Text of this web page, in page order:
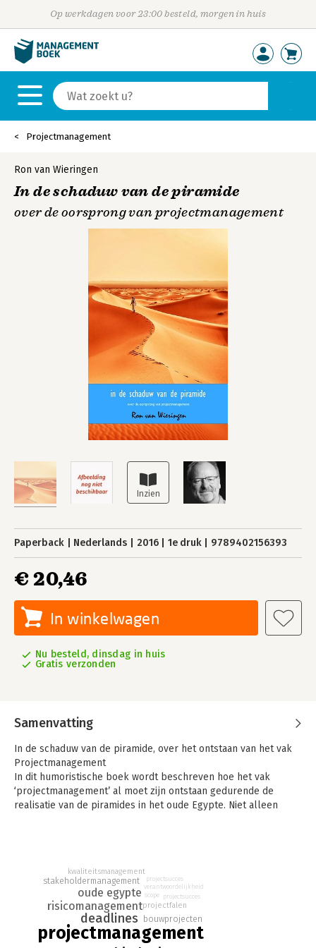
Op werkdagen voor 23:00 besteld, morgen in huis
Projectmanagement
Ron van Wieringen
In de schaduw van de piramide
over de oorsprong van projectmanagement
Paperback Nederlands 2016 1e druk 9789402156393
€ 20,46
In winkelwagen
Nu besteld, dinsdag in huis
Gratis verzonden
Samenvatting
In de schaduw van de piramide, over het ontstaan van het vak
Projectmanagement
In dit humoristische boek wordt beschreven hoe het vak
‘projectmanagement’ al moet zijn ontstaan gedurende de
realisatie van de piramides in het oude Egypte. Niet alleen
Piramides sloegen een enorm gat in de landsbegroting en
meestal moesten niet-presterende architecten en
projectmanagers hun falen met de dood bekopen. Voor
Ahmun, levend in de 26e eeuw voor Christus en
verantwoordelijk voor de projecten in Gizeh, alle reden om
snel volwassen te worden als manager.
projectmanagement
deadlines
risicomanagement
oude egypte
bouwprojecten
stakeholdermanagement
kwaliteitsmanagement
projectfalen
projectsucces
verantwoordelijkheid
scope projectsucces